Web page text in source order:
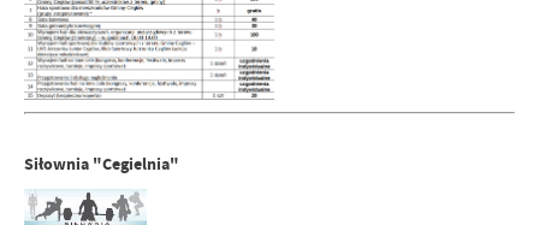
Siłownia "Cegielnia"